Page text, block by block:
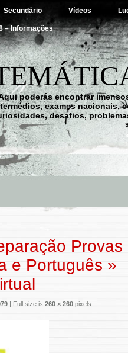
Secundário Vídeos
– Informações
poderás encontrar
exames nacionais,
desafios,
Provas
e Português »
| Full size is 260 × 260 pixels